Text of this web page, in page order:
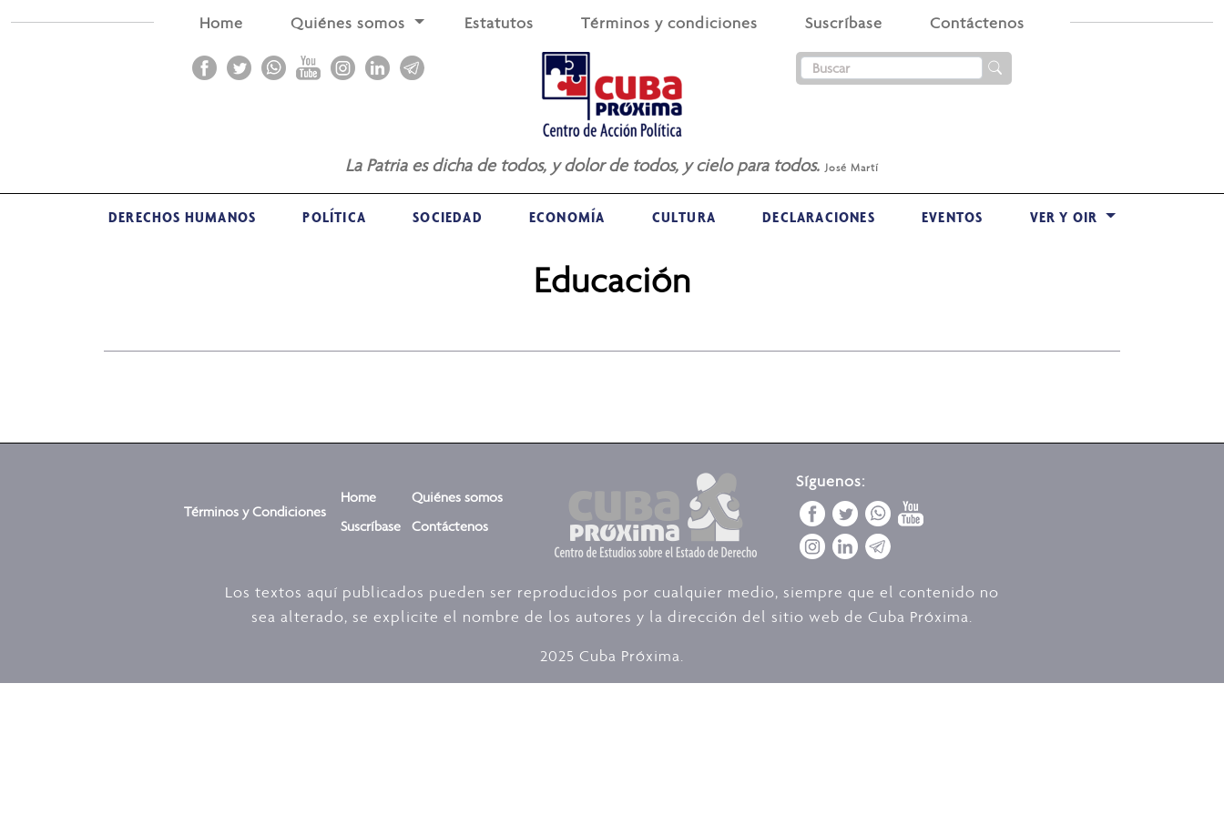
Home Quiénes somos Estatutos Términos y condiciones Suscríbase Contáctenos
La Patria es dicha de todos, y dolor de todos, y cielo para todos. José Martí
DERECHOS HUMANOS POLÍTICA SOCIEDAD ECONOMÍA CULTURA DECLARACIONES EVENTOS VER Y OIR
Educación
Términos y Condiciones
Home
Suscríbase
Quiénes somos
Contáctenos
Síguenos:
Los textos aquí publicados pueden ser reproducidos por cualquier medio, siempre que el contenido no
sea alterado, se explicite el nombre de los autores y la dirección del sitio web de Cuba Próxima.
2025 Cuba Próxima.